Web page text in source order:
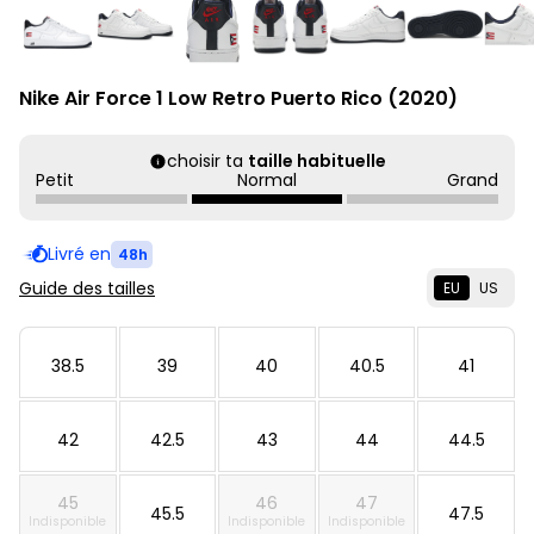
Nike Air Force 1 Low Retro Puerto Rico (2020)
choisir ta taille habituelle
Petit
Normal Grand
Livré en 48h
Guide des tailles EU US
38.5 39 40 40.5 41
42 42.5 43 44 44.5
45
Indisponible 45.5 46
Indisponible
47
Indisponible 47.5